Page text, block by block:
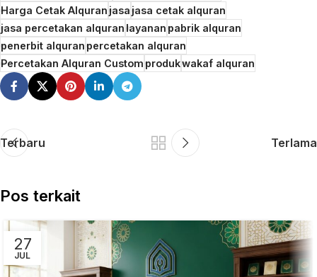
Harga Cetak Alquranjasajasa cetak alquran
jasa percetakan alquranlayananpabrik alquran
penerbit alquranpercetakan alquran
Percetakan Alquran Customprodukwakaf alquran
Terbaru Terlama
Pos terkait
27
JUL